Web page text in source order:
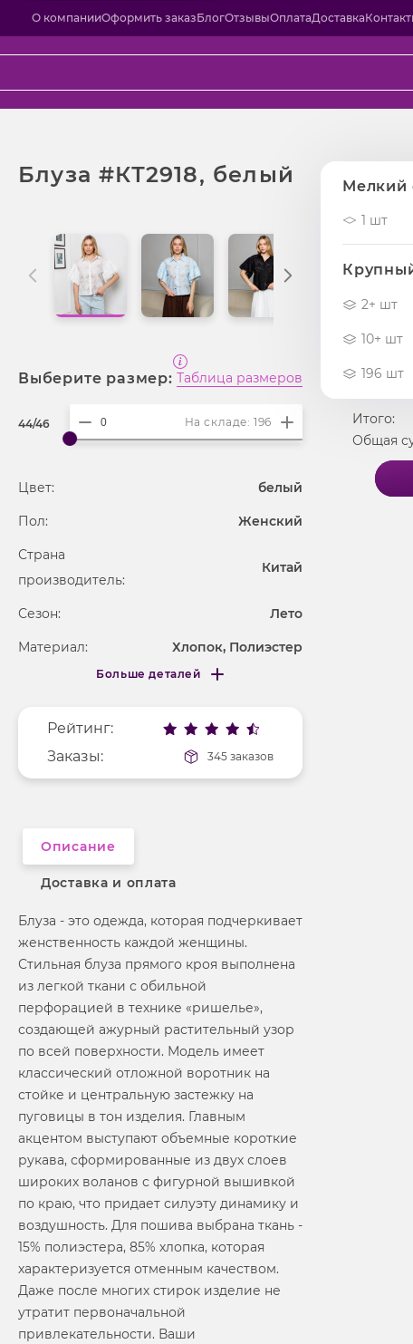
О компанииОформить заказБлогОтзывыОплатаДоставка
#КТ2918, белый
Блуза #КТ2918, белый
Выберите размер: Таблица размеров
44/46 На складе: 196
Цвет: белый
Пол: Женский
Страна
производитель:
Китай
Сезон: Лето
Материал:
Хлопок, Полиэстер
Фактура материала
Длина рукава 3/4
Больше деталей
Меньше деталей
Рейтинг:
Заказы:
345 заказов
Описание
Доставка и оплата
Блуза - это одежда, которая подчеркивает
женственность каждой женщины.
Стильная блуза прямого кроя выполнена
из легкой ткани с обильной
перфорацией в технике «ришелье»,
создающей ажурный растительный узор
по всей поверхности. Модель имеет
классический отложной воротник на
стойке и центральную застежку на
пуговицы в тон изделия. Главным
акцентом выступают объемные короткие
рукава, сформированные из двух слоев
широких воланов с фигурной вышивкой
по краю, что придает силуэту динамику и
воздушность. Для пошива выбрана ткань -
15% полиэстера, 85% хлопка, которая
характеризуется отменным качеством.
Даже после многих стирок изделие не
утратит первоначальной
привлекательности. Ваши
Мелкий
1 шт
2+ шт
10+ шт
196 шт
Итого:
Общая